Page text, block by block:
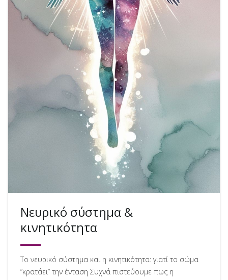
Νευρικό σύστημα &
κινητικότητα
Το νευρικό σύστημα και η κινητικότητα: γιατί το σώμα
“κρατάει” την ένταση Συχνά πιστεύουμε πως η